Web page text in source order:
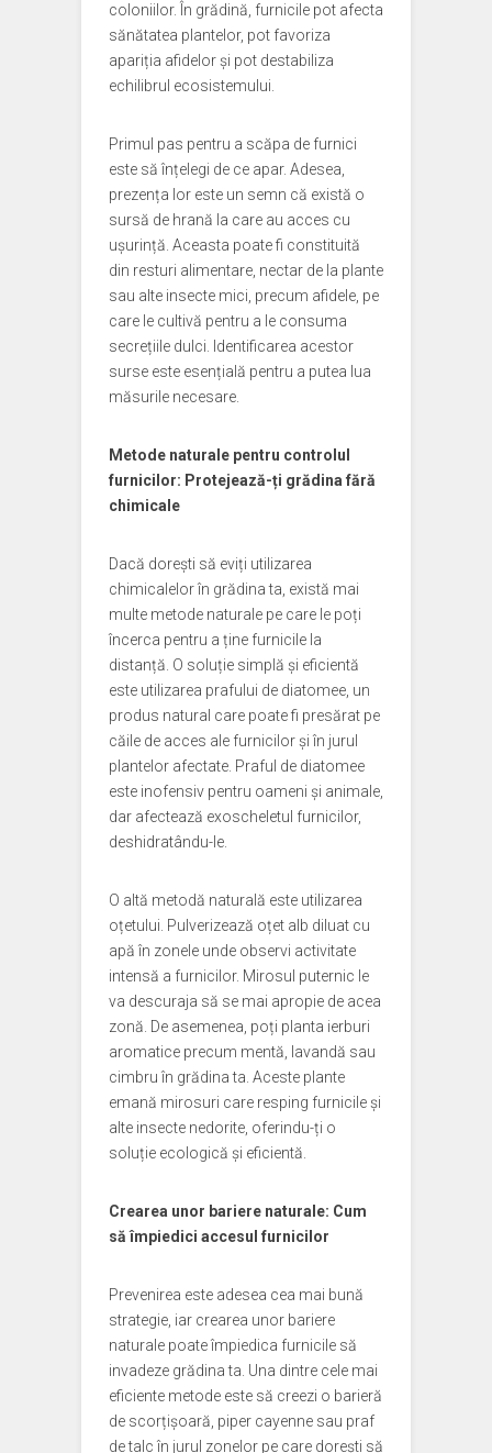
coloniilor. În grădină, furnicile pot afecta
sănătatea plantelor, pot favoriza
apariția afidelor și pot destabiliza
echilibrul ecosistemului.
Primul pas pentru a scăpa de furnici
este să înțelegi de ce apar. Adesea,
prezența lor este un semn că există o
sursă de hrană la care au acces cu
ușurință. Aceasta poate fi constituită
din resturi alimentare, nectar de la plante
sau alte insecte mici, precum afidele, pe
care le cultivă pentru a le consuma
secrețiile dulci. Identificarea acestor
surse este esențială pentru a putea lua
măsurile necesare.
Metode naturale pentru controlul
furnicilor: Protejează-ți grădina fără
chimicale
Dacă dorești să eviți utilizarea
chimicalelor în grădina ta, există mai
multe metode naturale pe care le poți
încerca pentru a ține furnicile la
distanță. O soluție simplă și eficientă
este utilizarea prafului de diatomee, un
produs natural care poate fi presărat pe
căile de acces ale furnicilor și în jurul
plantelor afectate. Praful de diatomee
este inofensiv pentru oameni și animale,
dar afectează exoscheletul furnicilor,
deshidratându-le.
O altă metodă naturală este utilizarea
oțetului. Pulverizează oțet alb diluat cu
apă în zonele unde observi activitate
intensă a furnicilor. Mirosul puternic le
va descuraja să se mai apropie de acea
zonă. De asemenea, poți planta ierburi
aromatice precum mentă, lavandă sau
cimbru în grădina ta. Aceste plante
emană mirosuri care resping furnicile și
alte insecte nedorite, oferindu-ți o
soluție ecologică și eficientă.
Crearea unor bariere naturale: Cum
să împiedici accesul furnicilor
Prevenirea este adesea cea mai bună
strategie, iar crearea unor bariere
naturale poate împiedica furnicile să
invadeze grădina ta. Una dintre cele mai
eficiente metode este să creezi o barieră
de scorțișoară, piper cayenne sau praf
de talc în jurul zonelor pe care dorești să